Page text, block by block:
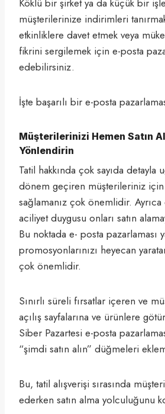
Köklü bir şirket ya da küçük bir
müşterilerinize indirimleri
etkinliklere davet etmek veya
fikrini sergilemek için e-posta
edebilirsiniz.
İşte başarılı bir e-posta
Müşterilerinizi Hemen Satın
Yönlendirin
Tatil hakkında çok sayıda detayla
dönem geçiren müşterileriniz için
sağlamanız çok önemlidir.
aciliyet duygusu onları satın
Bu noktada e- posta pazarlaması
promosyonlarınızı heyecan
çok önemlidir.
Sınırlı süreli fırsatlar içeren ve
açılış sayfalarına ve ürünlere
Siber Pazartesi e-posta
“şimdi satın alın” düğmeleri
Bu, tatil alışverişi sırasında
ederken satın alma yolculuğunu